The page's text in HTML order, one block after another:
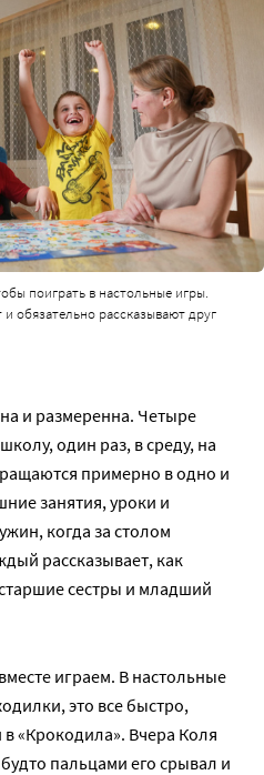
поиграть в настольные игры.
обязательно рассказывают друг
и размеренна. Четыре
один раз, в среду, на
примерно в одно и
занятия, уроки и
когда за столом
рассказывает, как
сестры и младший
играем. В настольные
это все быстро,
«Крокодила». Вчера Коля
пальцами его срывал и